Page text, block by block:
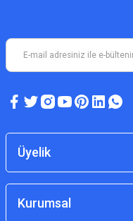
Üyelik
Kurumsal